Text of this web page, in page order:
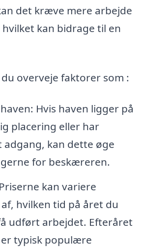
det kræve mere arbejde
kan bidrage til en
overveje faktorer som :
Hvis haven ligger på
placering eller har
kan dette øge
for beskæreren.
kan variere
hvilken tid på året du
udført arbejdet. Efteråret
typisk populære